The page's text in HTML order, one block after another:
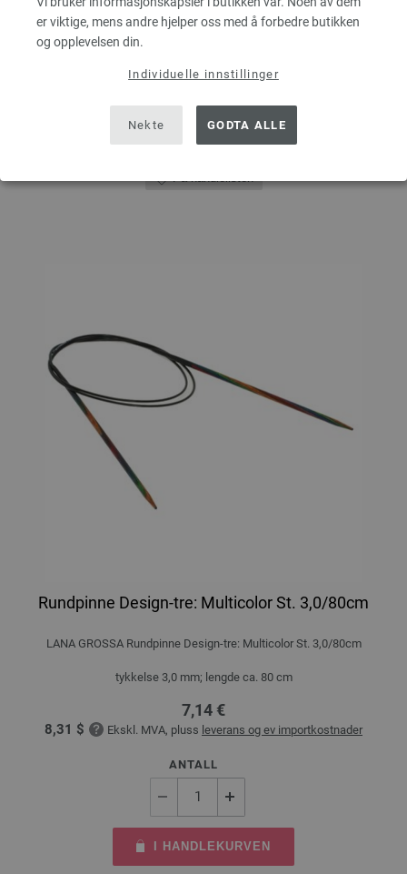
er viktige, mens andre hjelper oss med å forbedre butikken
og opplevelsen din.
Individuelle innstillinger
Nekte GODTA ALLE
9,73 $ Ekskl. MVA, plussleverans og ev importkostnader
I HANDLEKURVEN
På handlelisten
Rundpinne Design-tre: Multicolor St. 3,0/80cm
LANA GROSSA Rundpinne Design-tre: Multicolor St. 3,0/80cm
tykkelse 3,0 mm; lengde ca. 80 cm
7,14 €
8,31 $ Ekskl. MVA, pluss leverans og ev importkostnader
ANTALL
I HANDLEKURVEN